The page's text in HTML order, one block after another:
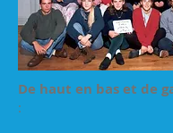
De haut en bas et de
: